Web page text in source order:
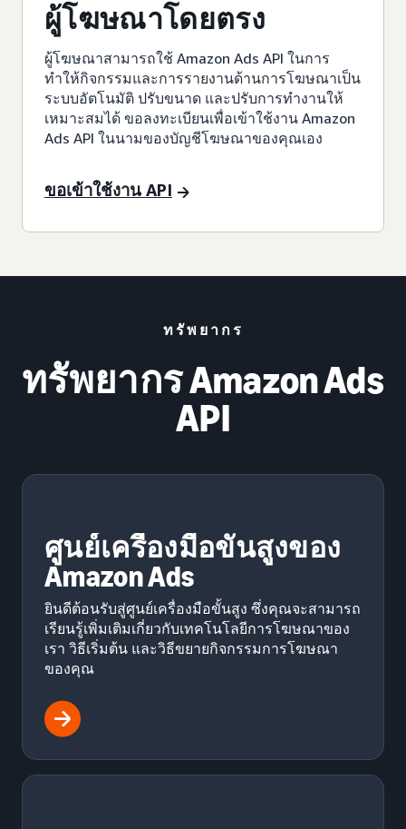
ผู้โฆษณาโดยตรง
ผู้โฆษณาสามารถใช้ Amazon Ads API ในการ
ทำให้กิจกรรมและการรายงานด้านการโฆษณาเป็น
ระบบอัตโนมัติ ปรับขนาด และปรับการทำงานให้
เหมาะสมได้ ขอลงทะเบียนเพื่อเข้าใช้งาน Amazon
Ads API ในนามของบัญชีโฆษณาของคุณเอง
ขอเข้าใช้งาน API
ทรัพยากร
ทรัพยากร Amazon Ads
API
ศูนย์เครื่องมือขั้นสูงของ
Amazon Ads
ยินดีต้อนรับสู่ศูนย์เครื่องมือขั้นสูง ซึ่งคุณจะสามารถ
เรียนรู้เพิ่มเติมเกี่ยวกับเทคโนโลยีการโฆษณาของ
เรา วิธีเริ่มต้น และวิธีขยายกิจกรรมการโฆษณา
ของคุณ